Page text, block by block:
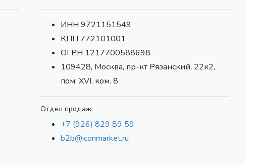
ИНН 9721151549
КПП 772101001
ОГРН 1217700588698
109428, Москва, пр-кт Рязанский, 22к2,
пом. XVI, ком. 8
Отдел продаж:
+7 (926) 829 89 59
b2b@iconmarket.ru